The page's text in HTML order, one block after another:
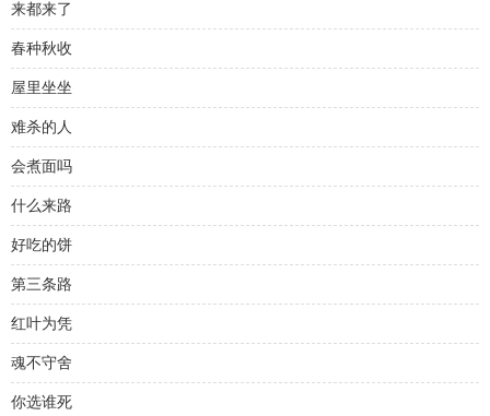
来都来了
春种秋收
屋里坐坐
难杀的人
会煮面吗
什么来路
好吃的饼
第三条路
红叶为凭
魂不守舍
你选谁死